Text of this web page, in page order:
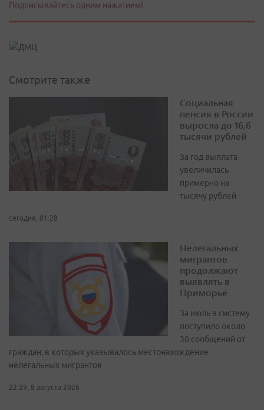
Подписывайтесь одним нажатием!
Смотрите также
Социальная
пенсия в России
выросла до 16,6
тысячи рублей
За год выплата
увеличилась
примерно на
тысячу рублей
сегодня, 01:28
Нелегальных
мигрантов
продолжают
выявлять в
Приморье
За июль в систему
поступило около
30 сообщений от
граждан, в которых указывалось местонахождение
нелегальных мигрантов
22:29, 8 августа 2026